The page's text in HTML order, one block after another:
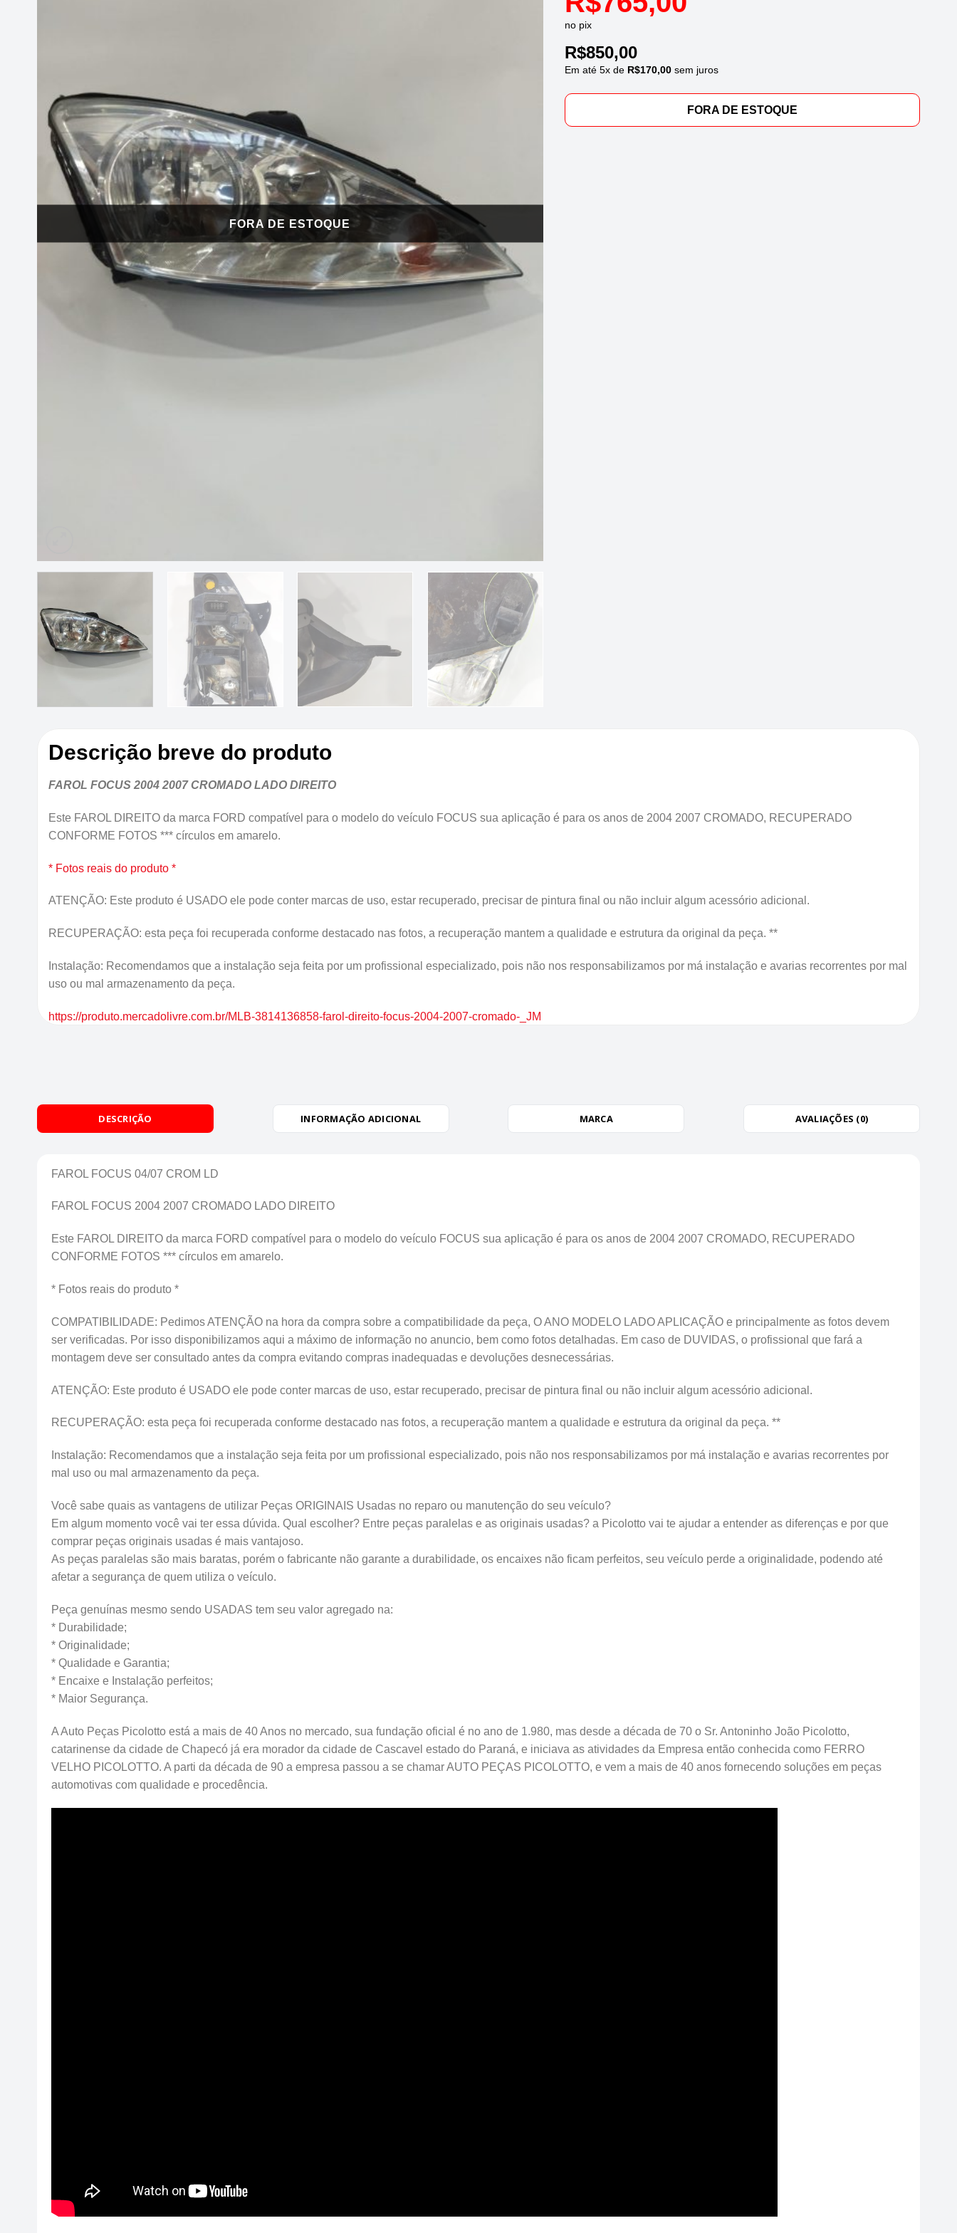
no pix
R$850,00
Em até 5x de R$170,00sem juros
FORA DE ESTOQUE
Descrição breve do produto
FAROL FOCUS 2004 2007 CROMADO LADO DIREITO
Este FAROL DIREITO da marca FORD compatível para o modelo do veículo FOCUS sua aplicação é para os anos de 2004 2007 CROMADO, RECUPERADO
CONFORME FOTOS *** círculos em amarelo.
* Fotos reais do produto *
ATENÇÃO: Este produto é USADO ele pode conter marcas de uso, estar recuperado, precisar de pintura final ou não incluir algum acessório adicional.
RECUPERAÇÃO: esta peça foi recuperada conforme destacado nas fotos, a recuperação mantem a qualidade e estrutura da original da peça. **
Instalação: Recomendamos que a instalação seja feita por um profissional especializado, pois não nos responsabilizamos por má instalação e avarias recorrentes por mal
uso ou mal armazenamento da peça.
https://produto.mercadolivre.com.br/MLB-3814136858-farol-direito-focus-2004-2007-cromado-_JM
DESCRIÇÃO INFORMAÇÃO ADICIONAL MARCA AVALIAÇÕES (0)
FAROL FOCUS 04/07 CROM LD
FAROL FOCUS 2004 2007 CROMADO LADO DIREITO
Este FAROL DIREITO da marca FORD compatível para o modelo do veículo FOCUS sua aplicação é para os anos de 2004 2007 CROMADO, RECUPERADO
CONFORME FOTOS *** círculos em amarelo.
* Fotos reais do produto *
COMPATIBILIDADE: Pedimos ATENÇÃO na hora da compra sobre a compatibilidade da peça, O ANO MODELO LADO APLICAÇÃO e principalmente as fotos devem
ser verificadas. Por isso disponibilizamos aqui a máximo de informação no anuncio, bem como fotos detalhadas. Em caso de DUVIDAS, o profissional que fará a
montagem deve ser consultado antes da compra evitando compras inadequadas e devoluções desnecessárias.
ATENÇÃO: Este produto é USADO ele pode conter marcas de uso, estar recuperado, precisar de pintura final ou não incluir algum acessório adicional.
RECUPERAÇÃO: esta peça foi recuperada conforme destacado nas fotos, a recuperação mantem a qualidade e estrutura da original da peça. **
Instalação: Recomendamos que a instalação seja feita por um profissional especializado, pois não nos responsabilizamos por má instalação e avarias recorrentes por
mal uso ou mal armazenamento da peça.
Você sabe quais as vantagens de utilizar Peças ORIGINAIS Usadas no reparo ou manutenção do seu veículo?
Em algum momento você vai ter essa dúvida. Qual escolher? Entre peças paralelas e as originais usadas? a Picolotto vai te ajudar a entender as diferenças e por que
comprar peças originais usadas é mais vantajoso.
As peças paralelas são mais baratas, porém o fabricante não garante a durabilidade, os encaixes não ficam perfeitos, seu veículo perde a originalidade, podendo até
afetar a segurança de quem utiliza o veículo.
Peça genuínas mesmo sendo USADAS tem seu valor agregado na:
* Durabilidade;
* Originalidade;
* Qualidade e Garantia;
* Encaixe e Instalação perfeitos;
* Maior Segurança.
A Auto Peças Picolotto está a mais de 40 Anos no mercado, sua fundação oficial é no ano de 1.980, mas desde a década de 70 o Sr. Antoninho João Picolotto,
catarinense da cidade de Chapecó já era morador da cidade de Cascavel estado do Paraná, e iniciava as atividades da Empresa então conhecida como FERRO
VELHO PICOLOTTO. A parti da década de 90 a empresa passou a se chamar AUTO PEÇAS PICOLOTTO, e vem a mais de 40 anos fornecendo soluções em peças
automotivas com qualidade e procedência.